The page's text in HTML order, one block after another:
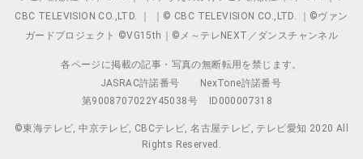
CBC TELEVISION CO.,LTD. ｜ ｜© CBC TELEVISION CO.,LTD. ｜©ヴァン
ガードプロジェクト ©VG15th｜©メ～テレNEXT／ダンスチャンネル
各ページに掲載の記事・写真の無断転用を禁じます。
JASRAC許諾番号
NexTone許諾番号
第9008707022Y45038号
ID000007318
©東海テレビ, 中京テレビ, CBCテレビ, 名古屋テレビ, テレビ愛知 2020 All
Rights Reserved.